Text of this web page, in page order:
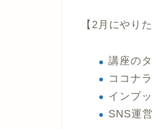
【2月にやり
講座の
ココナ
インプ
SNS運